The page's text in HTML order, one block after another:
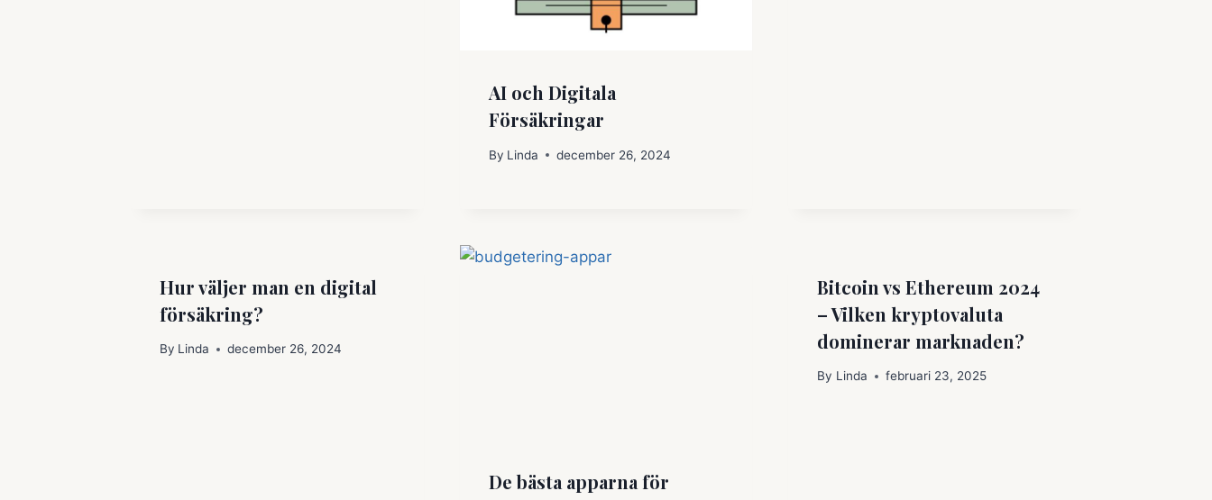
AI och Digitala
Försäkringar
By Linda december 26, 2024
Hur väljer man en digital
försäkring?
By Linda december 26, 2024
De bästa apparna för
Bitcoin vs Ethereum 2024
– Vilken kryptovaluta
dominerar marknaden?
By Linda februari 23, 2025